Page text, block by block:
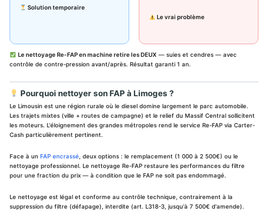
Solution temporaire
Le vrai problème
Le nettoyage Re-FAP en machine retire les DEUX — suies et cendres — avec
contrôle de contre-pression avant/après. Résultat garanti 1 an.
Pourquoi nettoyer son FAP à Limoges ?
Le Limousin est une région rurale où le diesel domine largement le parc automobile.
Les trajets mixtes (ville + routes de campagne) et le relief du Massif Central sollicitent
les moteurs. L'éloignement des grandes métropoles rend le service Re-FAP via Carter-
Cash particulièrement pertinent.
Face à un FAP encrassé, deux options : le remplacement (1 000 à 2 500€) ou le
nettoyage professionnel. Le nettoyage Re-FAP restaure les performances du filtre
pour une fraction du prix — à condition que le FAP ne soit pas endommagé.
Le nettoyage est légal et conforme au contrôle technique, contrairement à la
suppression du filtre (défapage), interdite (art. L318-3, jusqu'à 7 500€ d'amende).